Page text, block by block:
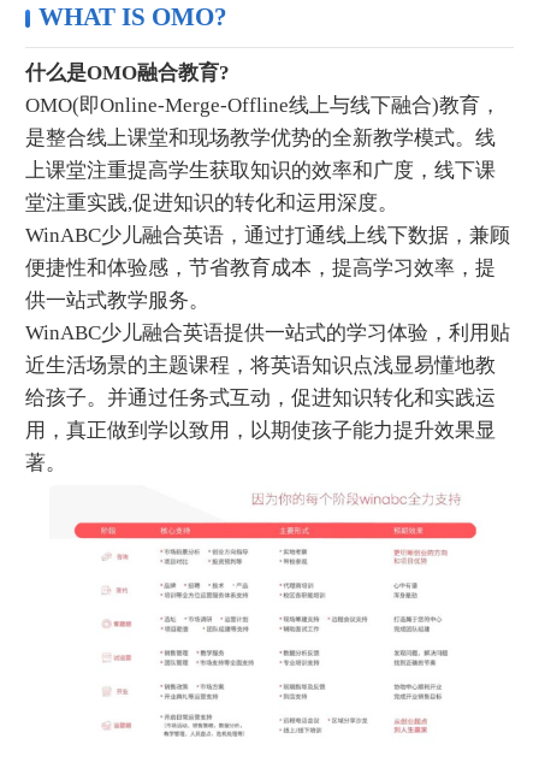
WHAT IS OMO?
什么是OMO融合教育?
OMO(即Online-Merge-Offline线上与线下融合)教育，
是整合线上课堂和现场教学优势的全新教学模式。线
上课堂注重提高学生获取知识的效率和广度，线下课
堂注重实践,促进知识的转化和运用深度。
WinABC少儿融合英语，通过打通线上线下数据，兼顾
便捷性和体验感，节省教育成本，提高学习效率，提
供一站式教学服务。
WinABC少儿融合英语提供一站式的学习体验，利用贴
近生活场景的主题课程，将英语知识点浅显易懂地教
给孩子。并通过任务式互动，促进知识转化和实践运
用，真正做到学以致用，以期使孩子能力提升效果显
著。